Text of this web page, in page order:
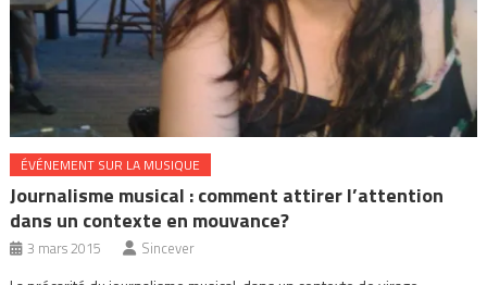
ÉVÉNEMENT SUR LA MUSIQUE
Journalisme musical : comment attirer l’attention
dans un contexte en mouvance?
3 mars 2015 Sincever